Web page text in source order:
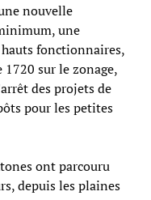
nouvelle
une
hauts fonctionnaires,
sur le zonage,
des projets de
pour les petites
ont parcouru
depuis les plaines